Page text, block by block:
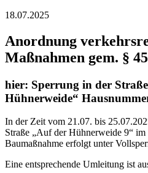
18.07.2025
Anordnung
Maßnahmen gem. §
hier: Sperrung in der
Hühnerweide“
In der Zeit vom 21.07. bis
Straße „Auf der Hühnerweide 9“
Baumaßnahme erfolgt unter
Eine entsprechende Umleitung ist